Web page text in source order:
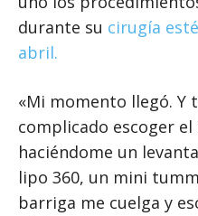
durante su cirugía
abril.
«Mi momento llegó. Y
complicado escoger el
haciéndome un
lipo 360, un mini
barriga me cuelga y